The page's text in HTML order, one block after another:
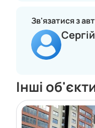
Зв'язатися з
Сергій
Інші